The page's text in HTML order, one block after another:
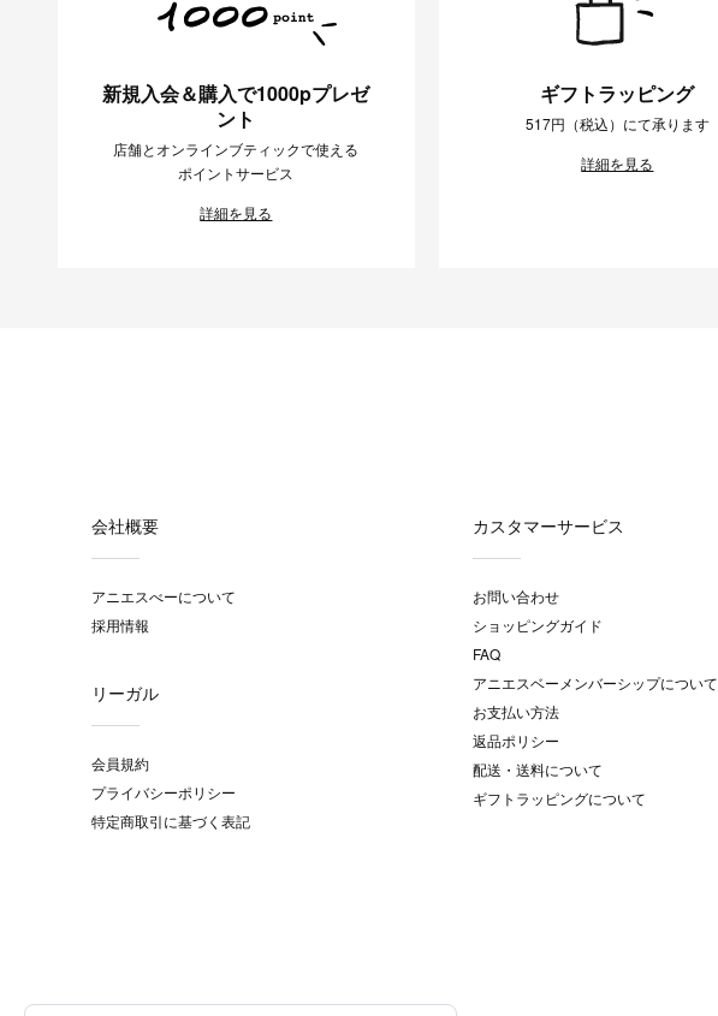
新規入会＆購入で1000pプレゼ
ント
店舗とオンラインブティックで使える
ポイントサービス
詳細を見る
ギフトラッピング
517円（税込）にて承ります
詳細を見る
会社概要
アニエスべーについて
採用情報
リーガル
会員規約
プライバシーポリシー
特定商取引に基づく表記
カスタマーサービス
お問い合わせ
ショッピングガイド
FAQ
アニエスベーメンバーシップについて
お支払い方法
返品ポリシー
配送・送料について
ギフトラッピングについて